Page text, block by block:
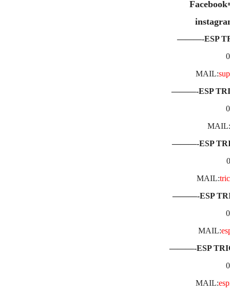
———-ESP
MAIL:
———-ESP
MAIL:
———-ESP
MAIL:
———-ESP
MAIL:
———-ESP
MAIL: